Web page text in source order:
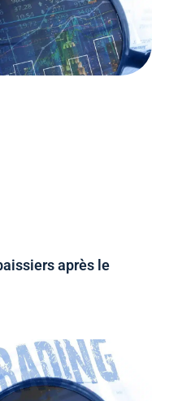
après le